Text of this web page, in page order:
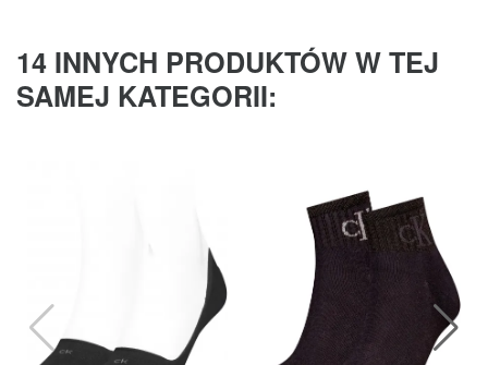
14 INNYCH PRODUKTÓW W TEJ
SAMEJ KATEGORII: